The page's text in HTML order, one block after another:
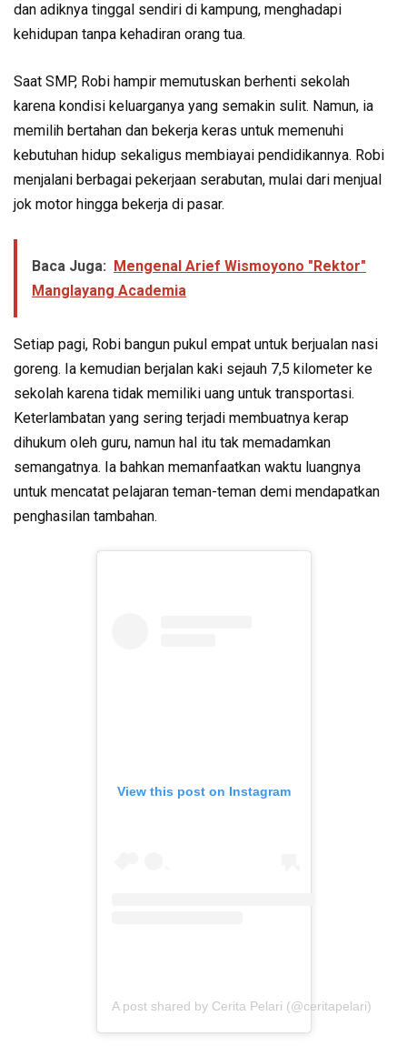
dan adiknya tinggal sendiri di kampung, menghadapi
kehidupan tanpa kehadiran orang tua.
Saat SMP, Robi hampir memutuskan berhenti sekolah
karena kondisi keluarganya yang semakin sulit. Namun, ia
memilih bertahan dan bekerja keras untuk memenuhi
kebutuhan hidup sekaligus membiayai pendidikannya. Robi
menjalani berbagai pekerjaan serabutan, mulai dari menjual
jok motor hingga bekerja di pasar.
Baca Juga: Mengenal Arief Wismoyono "Rektor"
Manglayang Academia
Setiap pagi, Robi bangun pukul empat untuk berjualan nasi
goreng. Ia kemudian berjalan kaki sejauh 7,5 kilometer ke
sekolah karena tidak memiliki uang untuk transportasi.
Keterlambatan yang sering terjadi membuatnya kerap
dihukum oleh guru, namun hal itu tak memadamkan
semangatnya. Ia bahkan memanfaatkan waktu luangnya
untuk mencatat pelajaran teman-teman demi mendapatkan
penghasilan tambahan.
View this post on Instagram
A post shared by Cerita Pelari (@ceritapelari)